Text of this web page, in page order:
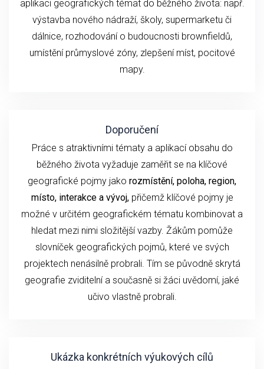
aplikaci geografických témat do běžného života: např.
výstavba nového nádraží, školy, supermarketu či
dálnice, rozhodování o budoucnosti brownfieldů,
umístění průmyslové zóny, zlepšení míst, pocitové
mapy.
Doporučení
Práce s atraktivními tématy a aplikací obsahu do
běžného života vyžaduje zaměřit se na klíčové
geografické pojmy jako rozmístění, poloha, region,
místo, interakce a vývoj,přičemž klíčové pojmy je
možné v určitém geografickém tématu kombinovat a
hledat mezi nimi složitější vazby. Žákům pomůže
slovníček geografických pojmů, které ve svých
projektech nenásilně probrali. Tím se původně skrytá
geografie zviditelní a současně si žáci uvědomí, jaké
učivo vlastně probrali.
Ukázka konkrétních výukových cílů